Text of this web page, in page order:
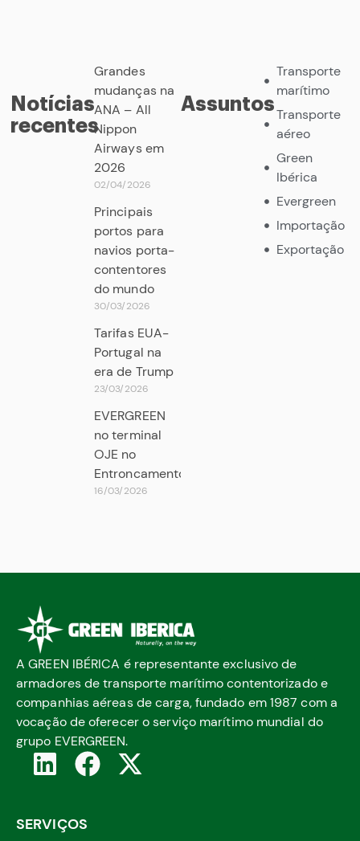
Notícias
recentes
Grandes
mudanças na
ANA – All
Nippon
Airways em
2026
02/04/2026
Principais
portos para
navios porta-
contentores
do mundo
30/03/2026
Tarifas EUA-
Portugal na
era de Trump
23/03/2026
EVERGREEN
no terminal
OJE no
Entroncamento
16/03/2026
Assuntos
Transporte
marítimo
Transporte
aéreo
Green
Ibérica
Evergreen
Importação
Exportação
A GREEN IBÉRICA é representante exclusivo de
armadores de transporte marítimo contentorizado e
companhias aéreas de carga, fundado em 1987 com a
vocação de oferecer o serviço marítimo mundial do
grupo EVERGREEN.
SERVIÇOS